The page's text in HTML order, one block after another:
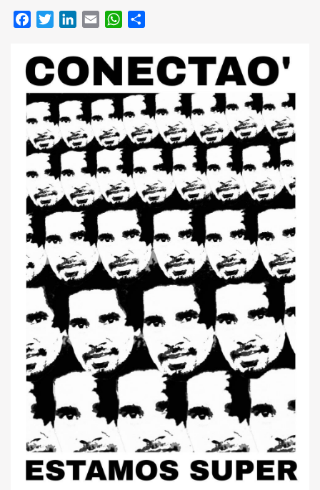
FacebookTwitterLinkedIn
Email WhatsApp